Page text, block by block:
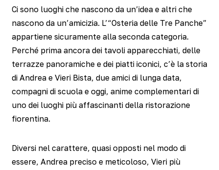
Ci sono luoghi che nascono da un’idea e altri che
nascono da un’amicizia. L’“Osteria delle Tre Panche”
appartiene sicuramente alla seconda categoria.
Perché prima ancora dei tavoli apparecchiati, delle
terrazze panoramiche e dei piatti iconici, c’è la storia
di Andrea e Vieri Bista, due amici di lunga data,
compagni di scuola e oggi, anime complementari di
uno dei luoghi più affascinanti della ristorazione
fiorentina.
Diversi nel carattere, quasi opposti nel modo di
essere, Andrea preciso e meticoloso, Vieri più